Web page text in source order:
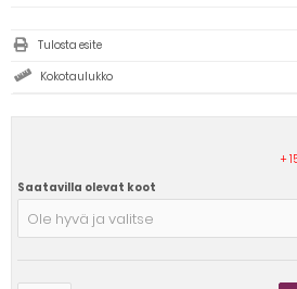
+
Saatavilla olevat koot
Ole hyvä ja valitse
Tulosta esite
Kokotaulukko